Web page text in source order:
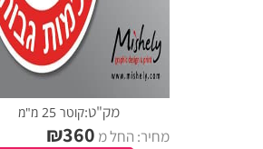
מק"ט:קוטר 25 מ"מ
מחיר: החל מ ₪360